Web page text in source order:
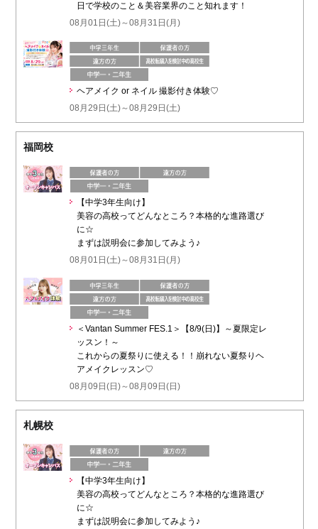
日で学校のこと＆美容業界のこと知れます！
08月01日(土)～08月31日(月)
ヘアメイク or ネイル 撮影付き体験♡
08月29日(土)～08月29日(土)
福岡校
【中学3年生向け】
美容の高校ってどんなところ？本格的な進路選び
に☆
まずは説明会に参加してみよう♪
08月01日(土)～08月31日(月)
＜Vantan Summer FES.1＞【8/9(日)】～夏限定レ
ッスン！～
これからの夏祭りに使える！！崩れない夏祭りヘ
アメイクレッスン♡
08月09日(日)～08月09日(日)
札幌校
【中学3年生向け】
美容の高校ってどんなところ？本格的な進路選び
に☆
まずは説明会に参加してみよう♪